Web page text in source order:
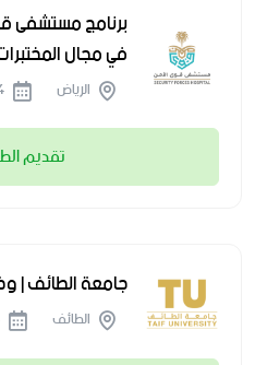
برنامج مستشفى
في مجال
الرياض
تقديم
جامعة الطائف |
الطائف